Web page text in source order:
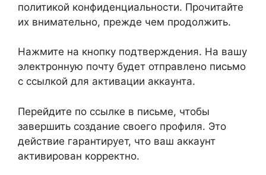
политикой конфиденциальности. Прочитайте
их внимательно, прежде чем продолжить.
Нажмите на кнопку подтверждения. На вашу
электронную почту будет отправлено письмо
с ссылкой для активации аккаунта.
Перейдите по ссылке в письме, чтобы
завершить создание своего профиля. Это
действие гарантирует, что ваш аккаунт
активирован корректно.